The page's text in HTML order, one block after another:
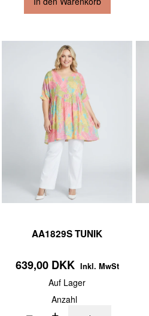
AA1829S TUNIK
639,00 DKK Inkl. MwSt
Auf Lager
Anzahl